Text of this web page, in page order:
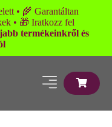
• 🌾 Garantáltan
• 🎁 Iratkozz fel
termékeinkről és